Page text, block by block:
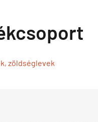
zöldséglevek